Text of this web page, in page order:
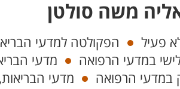
משה סולטן
פעיל
הפקולטה למדעי
במדעי הרפואה
מדעי
במדעי הרפואה
מדעי